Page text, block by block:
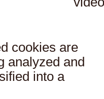
cookies are
analyzed and
into a